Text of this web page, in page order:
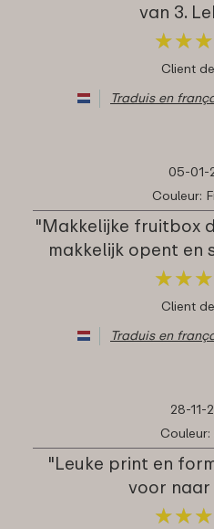
van 3.
★★★
★★★
Client
Traduis en
05-01-
Couleur:
"Makkelijke fruitbox
makkelijk opent en
★★★
★★★
Client
Traduis en
28-11-
Couleur:
"Leuke print en
voor naar
★★★
★★★